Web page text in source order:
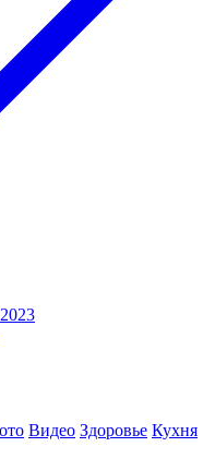
Видео Здоровье Кухня